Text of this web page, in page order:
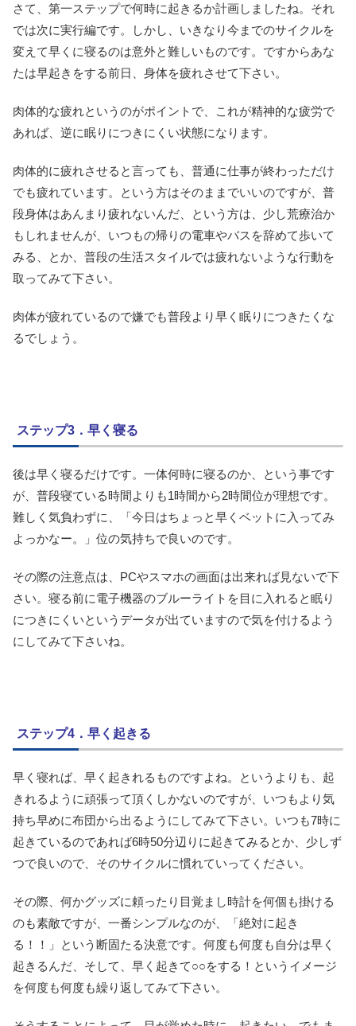
さて、第一ステップで何時に起きるか計画しましたね。それ
では次に実行編です。しかし、いきなり今までのサイクルを
変えて早くに寝るのは意外と難しいものです。ですからあな
たは早起きをする前日、身体を疲れさせて下さい。
肉体的な疲れというのがポイントで、これが精神的な疲労で
あれば、逆に眠りにつきにくい状態になります。
肉体的に疲れさせると言っても、普通に仕事が終わっただけ
でも疲れています。という方はそのままでいいのですが、普
段身体はあんまり疲れないんだ、という方は、少し荒療治か
もしれませんが、いつもの帰りの電車やバスを辞めて歩いて
みる、とか、普段の生活スタイルでは疲れないような行動を
取ってみて下さい。
肉体が疲れているので嫌でも普段より早く眠りにつきたくな
るでしょう。
ステップ3．早く寝る
後は早く寝るだけです。一体何時に寝るのか、という事です
が、普段寝ている時間よりも1時間から2時間位が理想です。
難しく気負わずに、「今日はちょっと早くベットに入ってみ
よっかなー。」位の気持ちで良いのです。
その際の注意点は、PCやスマホの画面は出来れば見ないで下
さい。寝る前に電子機器のブルーライトを目に入れると眠り
につきにくいというデータが出ていますので気を付けるよう
にしてみて下さいね。
ステップ4．早く起きる
早く寝れば、早く起きれるものですよね。というよりも、起
きれるように頑張って頂くしかないのですが、いつもより気
持ち早めに布団から出るようにしてみて下さい。いつも7時に
起きているのであれば6時50分辺りに起きてみるとか、少しず
つで良いので、そのサイクルに慣れていってください。
その際、何かグッズに頼ったり目覚まし時計を何個も掛ける
のも素敵ですが、一番シンプルなのが、「絶対に起き
る！！」という断固たる決意です。何度も何度も自分は早く
起きるんだ、そして、早く起きて○○をする！というイメージ
を何度も何度も繰り返してみて下さい。